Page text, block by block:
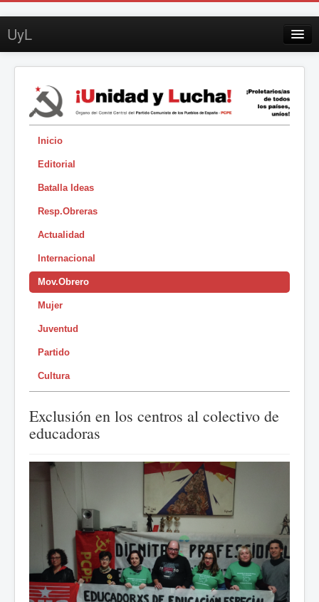
UyL
Suscripción
Sobre UyL
Edición impresa
Buscar
Inicio
Editorial
Batalla Ideas
Resp.Obreras
Actualidad
Internacional
Mov.Obrero
Mujer
Juventud
Partido
Cultura
Exclusión en los centros al colectivo de
educadoras